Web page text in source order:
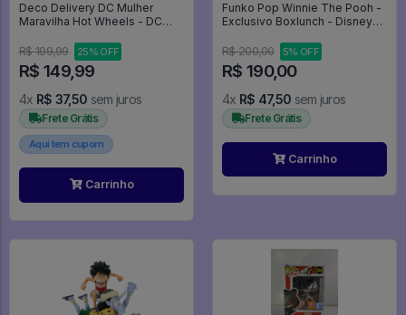
Deco Delivery DC Mulher
Maravilha Hot Wheels - DC
R$ 199,99
25% OFF
R$ 149,99
4x R$ 37,50 sem juros
Frete Grátis
Aqui tem cupom
Carrinho
Funko Pop Winnie The Pooh -
Exclusivo Boxlunch - Disney
FUNKO POP #1140
R$ 200,00 5% OFF
R$ 190,00
4x R$ 47,50 sem juros
Frete Grátis
Carrinho